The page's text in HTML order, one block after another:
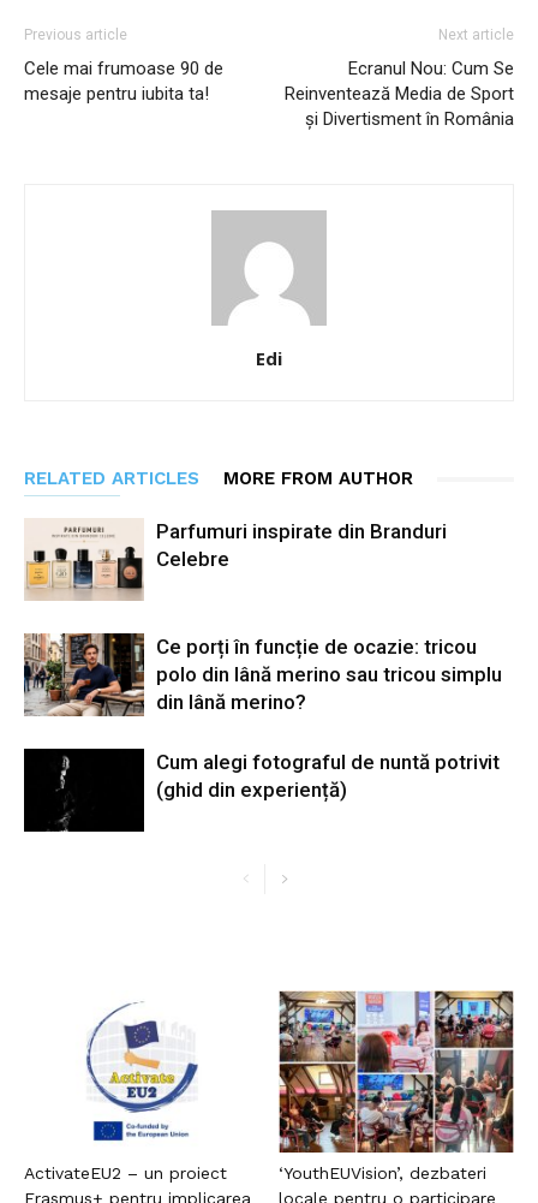
Previous article
Cele mai frumoase 90 de
mesaje pentru iubita ta!
Next article
Ecranul Nou: Cum Se
Reinventează Media de Sport
și Divertisment în România
Edi
RELATED ARTICLES MORE FROM AUTHOR
Parfumuri inspirate din Branduri
Celebre
Ce porți în funcție de ocazie: tricou
polo din lână merino sau tricou simplu
din lână merino?
Cum alegi fotograful de nuntă potrivit
(ghid din experiență)
ActivateEU2 – un proiect
Erasmus+ pentru implicarea
‘YouthEUVision’, dezbateri
locale pentru o participare